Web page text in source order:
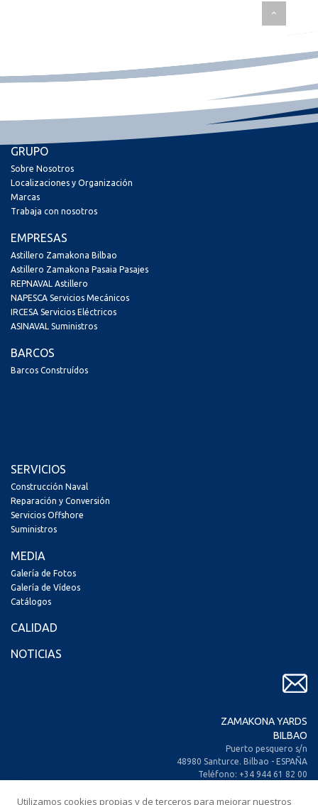
GRUPO
Sobre Nosotros
Localizaciones y Organización
Marcas
Trabaja con nosotros
EMPRESAS
Astillero Zamakona Bilbao
Astillero Zamakona Pasaia Pasajes
REPNAVAL Astillero
NAPESCA Servicios Mecánicos
IRCESA Servicios Eléctricos
ASINAVAL Suministros
BARCOS
Barcos Construídos
SERVICIOS
Construcción Naval
Reparación y Conversión
Servicios Offshore
Suministros
MEDIA
Galería de Fotos
Galería de Vídeos
Catálogos
CALIDAD
NOTICIAS
ZAMAKONA YARDS
BILBAO
Puerto pesquero s/n
48980 Santurce. Bilbao - ESPAÑA
Teléfono: +34 944 61 82 00
Fax: +34 944 61 25 80
Utilizamos cookies propias y de terceros para mejorar nuestros